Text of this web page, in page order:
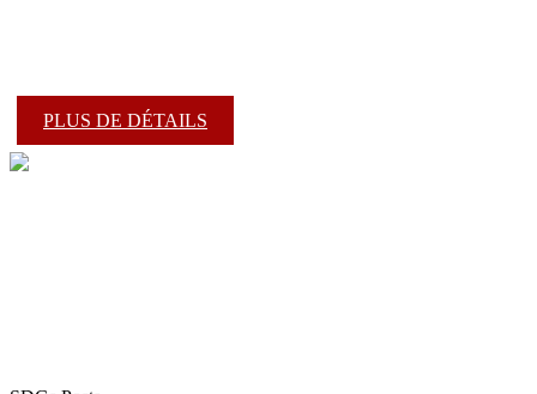
PLUS DE DÉTAILS